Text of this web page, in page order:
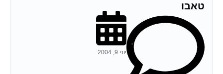
טאבו
יוני 9, 2004